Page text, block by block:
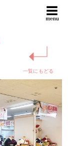
↵
一覧にもどる